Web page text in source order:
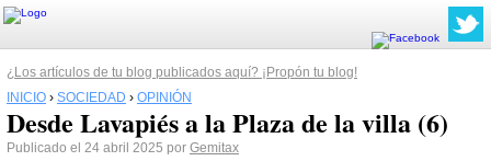
¿Los artículos de tu blog publicados aquí? ¡Propón tu blog!
INICIO › SOCIEDAD › OPINIÓN
Desde Lavapiés a la Plaza de la villa (6)
Publicado el 24 abril 2025 por Gemitax